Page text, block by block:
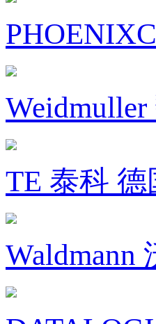
TE 泰科 德
Waldmann